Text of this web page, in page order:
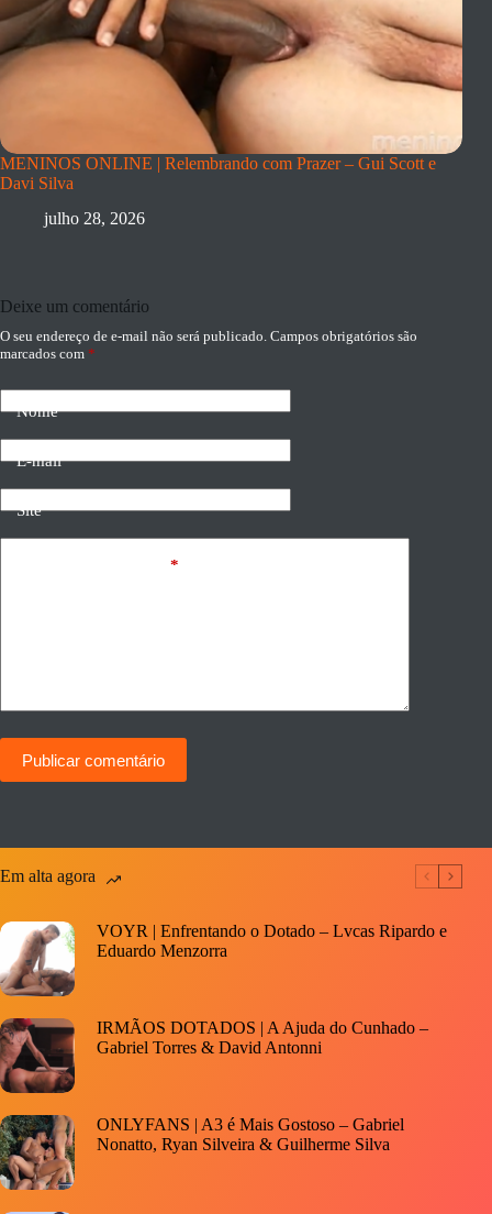
MENINOS ONLINE | Relembrando com Prazer – Gui Scott e
Davi Silva
julho 28, 2026
Deixe um comentário
O seu endereço de e-mail não será publicado. Campos obrigatórios são
marcados com *
Nome
E-mail
Site
*
Publicar comentário
Em alta agora
VOYR | Enfrentando o Dotado – Lvcas Ripardo e
Eduardo Menzorra
IRMÃOS DOTADOS | A Ajuda do Cunhado –
Gabriel Torres & David Antonni
ONLYFANS | A3 é Mais Gostoso – Gabriel
Nonatto, Ryan Silveira & Guilherme Silva